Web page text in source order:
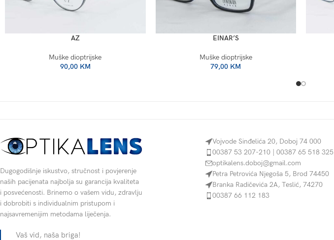
AZ
Muške dioptrijske
90,00 KM
EINAR’S
Muške dioptrijske
79,00 KM
Dugogodišnje iskustvo, stručnost i povjerenje
naših pacijenata najbolja su garancija kvaliteta
i posvećenosti. Brinemo o vašem vidu, zdravlju
i dobrobiti s individualnim pristupom i
najsavremenijim metodama liječenja.
Vaš vid, naša briga!
Vojvode Sinđelića 20, Doboj 74 000
00387 53 207-210 | 00387 65 518 325
optikalens.doboj@gmail.com
Petra Petrovića Njegoša 5, Brod 74450
Branka Radičevića 2A, Teslić, 74270
00387 66 112 183